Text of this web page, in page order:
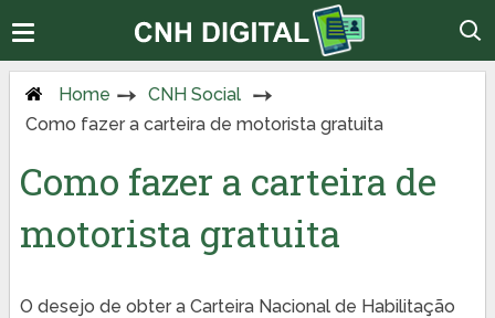
Home
CNH Social
Como fazer a carteira de motorista gratuita
Como fazer a carteira de
motorista gratuita
O desejo de obter a Carteira Nacional de Habilitação